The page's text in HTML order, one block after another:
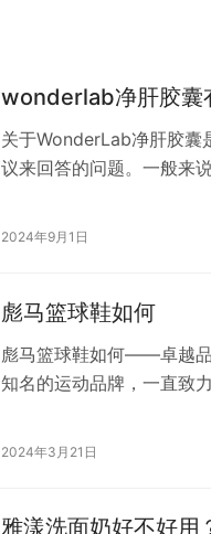
wonderlab净肝胶囊
关于WonderLab净肝胶囊
议来回答的问题。一般来
胶囊声称采用了专利水提
2024年9月1日
彪马篮球鞋如何
彪马篮球鞋如何——卓越
知名的运动品牌，一直致
好者的喜爱和认可。 一
2024年3月21日
雅漾洗面奶好不好用